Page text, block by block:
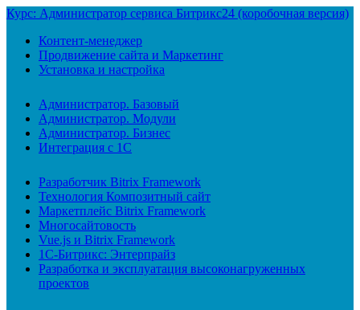
Курс: Администратор сервиса Битрикс24 (коробочная версия)
Контент-менеджер
Продвижение сайта и Маркетинг
Установка и настройка
Администратор. Базовый
Администратор. Модули
Администратор. Бизнес
Интеграция с 1С
Разработчик Bitrix Framework
Технология Композитный сайт
Маркетплейс Bitrix Framework
Многосайтовость
Vue.js и Bitrix Framework
1С-Битрикс: Энтерпрайз
Разработка и эксплуатация высоконагруженных
проектов